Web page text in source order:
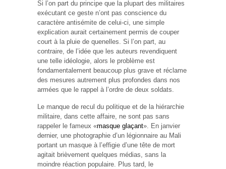
Si l’on part du principe que la plupart des militaires
exécutant ce geste n’ont pas conscience du
caractère antisémite de celui-ci, une simple
explication aurait certainement permis de couper
court à la pluie de quenelles. Si l’on part, au
contraire, de l’idée que les auteurs revendiquent
une telle idéologie, alors le problème est
fondamentalement beaucoup plus grave et réclame
des mesures autrement plus profondes dans nos
armées que le rappel à l’ordre de deux soldats.
Le manque de recul du politique et de la hiérarchie
militaire, dans cette affaire, ne sont pas sans
rappeler le fameux «masque glaçant». En janvier
dernier, une photographie d’un légionnaire au Mali
portant un masque à l’effigie d’une tête de mort
agitait brièvement quelques médias, sans la
moindre réaction populaire. Plus tard, le